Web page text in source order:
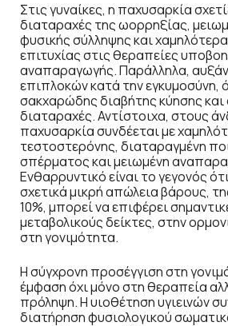
Στις γυναίκες, η παχυσαρκία
διαταραχές της ωορρηξίας,
φυσικής σύλληψης και
επιτυχίας στις θεραπείες
αναπαραγωγής. Παράλληλα,
επιπλοκών κατά την εγκυμοσύνη,
σακχαρώδης διαβήτης κύησης και
διαταραχές. Αντίστοιχα, στους
παχυσαρκία συνδέεται με
τεστοστερόνης, διαταραγμένη
σπέρματος και μειωμένη
Ενθαρρυντικό είναι το γεγονός
σχετικά μικρή απώλεια βάρους,
10%, μπορεί να επιφέρει
μεταβολικούς δείκτες, στην
στη γονιμότητα.
Η σύγχρονη προσέγγιση στη
έμφαση όχι μόνο στη θεραπεία
πρόληψη. Η υιοθέτηση υγιεινών
διατήρηση φυσιολογικού